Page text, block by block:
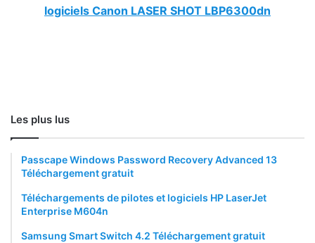
logiciels Canon LASER SHOT LBP6300dn
Les plus lus
Passcape Windows Password Recovery Advanced 13
Téléchargement gratuit
Téléchargements de pilotes et logiciels HP LaserJet
Enterprise M604n
Samsung Smart Switch 4.2 Téléchargement gratuit